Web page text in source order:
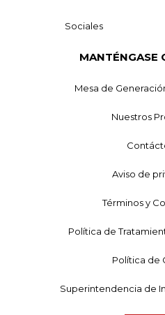
Sociales
MANTÉNGASE
Mesa de
Nuestros
Aviso de
Términos y
Política de
Política de
Superintendencia de